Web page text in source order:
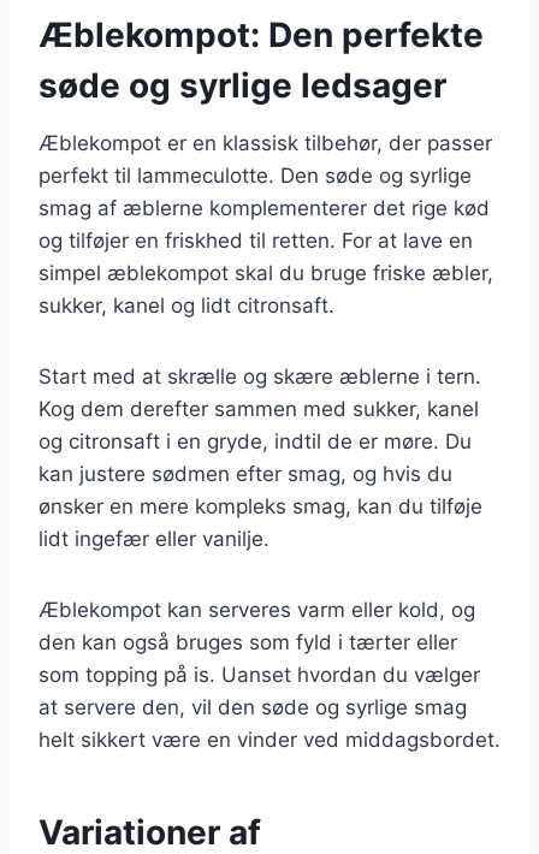
Æblekompot: Den perfekte
søde og syrlige ledsager
Æblekompot er en klassisk tilbehør, der passer
perfekt til lammeculotte. Den søde og syrlige
smag af æblerne komplementerer det rige kød
og tilføjer en friskhed til retten. For at lave en
simpel æblekompot skal du bruge friske æbler,
sukker, kanel og lidt citronsaft.
Start med at skrælle og skære æblerne i tern.
Kog dem derefter sammen med sukker, kanel
og citronsaft i en gryde, indtil de er møre. Du
kan justere sødmen efter smag, og hvis du
ønsker en mere kompleks smag, kan du tilføje
lidt ingefær eller vanilje.
Æblekompot kan serveres varm eller kold, og
den kan også bruges som fyld i tærter eller
som topping på is. Uanset hvordan du vælger
at servere den, vil den søde og syrlige smag
helt sikkert være en vinder ved middagsbordet.
Variationer af